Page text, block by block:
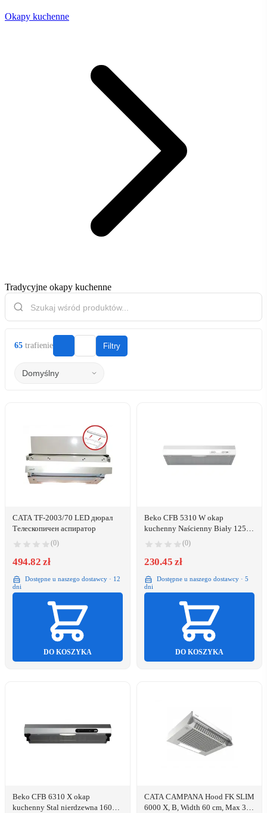
Okapy kuchenne
Tradycyjne okapy kuchenne
65 trafienie Filtry
CATA TF-2003/70 LED дюрал
Телескопичен аспиратор
(0)
494.82 zł
Dostępne u naszego dostawcy · 12
dni
DO KOSZYKA
Beko CFB 5310 W okap
kuchenny Naścienny Biały 125
(0)
230.45 zł
Dostępne u naszego dostawcy · 5
dni
DO KOSZYKA
Beko CFB 6310 X okap
kuchenny Stal nierdzewna 160
CATA CAMPANA Hood FK SLIM
6000 X, B, Width 60 cm, Max 350